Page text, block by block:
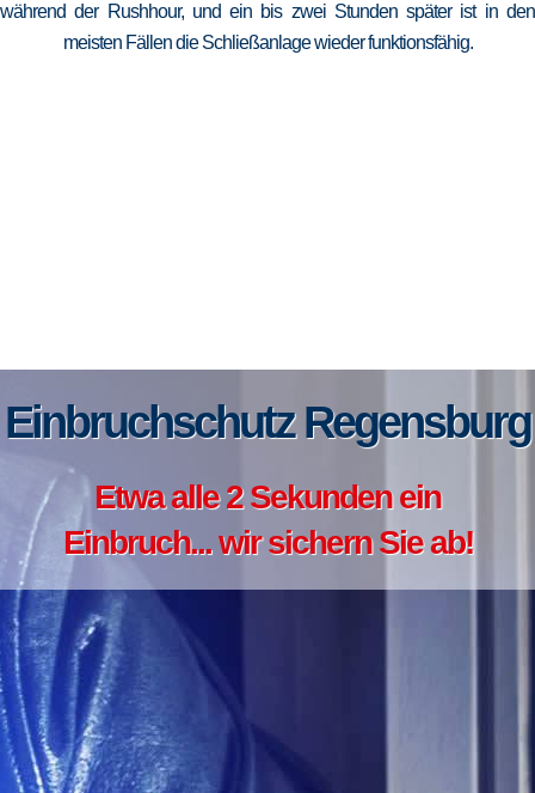
während der Rushhour, und ein bis zwei Stunden später ist in den
meisten Fällen die Schließanlage wieder funktionsfähig.
Einbruchschutz Regensburg
Etwa alle 2 Sekunden ein
Einbruch... wir sichern Sie ab!